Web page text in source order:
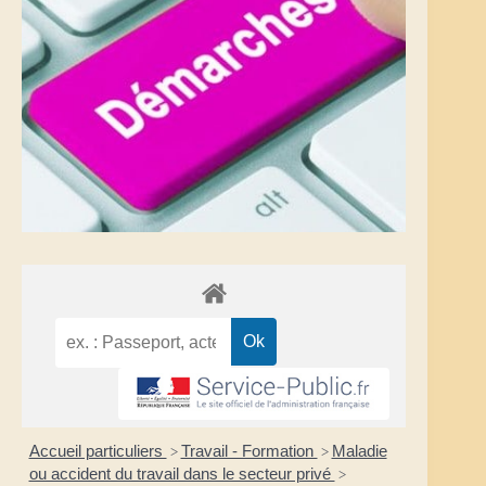
Accueil particuliers > Travail - Formation > Maladie
ou accident du travail dans le secteur privé >